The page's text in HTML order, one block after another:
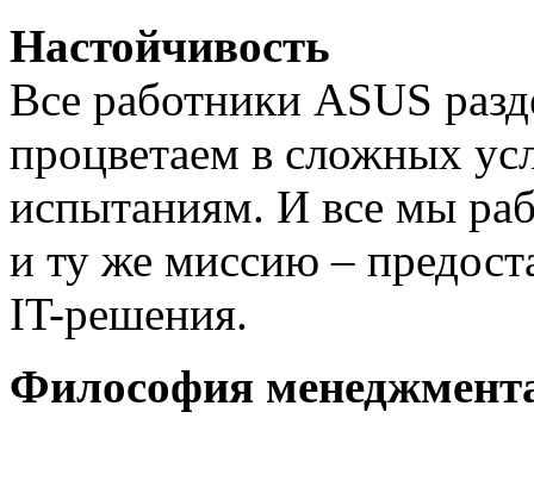
Настойчивость
Все работники ASUS
процветаем в сложных
испытаниям. И все мы
и ту же миссию –
IT-решения.
Философия